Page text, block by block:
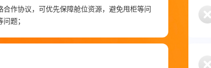
作协议，可优先保障舱位资源，避免甩柜等问
题；